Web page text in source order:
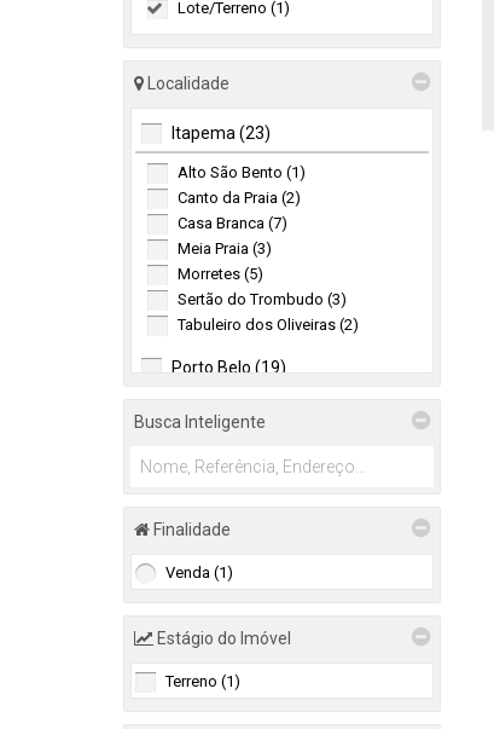
Lote/Terreno (1)
Localidade
Itapema (23)
Alto São Bento (1)
Canto da Praia (2)
Casa Branca (7)
Meia Praia (3)
Morretes (5)
Sertão do Trombudo (3)
Tabuleiro dos Oliveiras (2)
Porto Belo (19)
Jardim dourado (8)
Perequê (7)
Camboriú (5)
Centro (2)
Rio Pequeno (1)
Várzea do Ranchinho (Monte Alegre) (2)
Nova Esperança (1)
Busca Inteligente
Finalidade
Venda (1)
Estágio do Imóvel
Terreno (1)